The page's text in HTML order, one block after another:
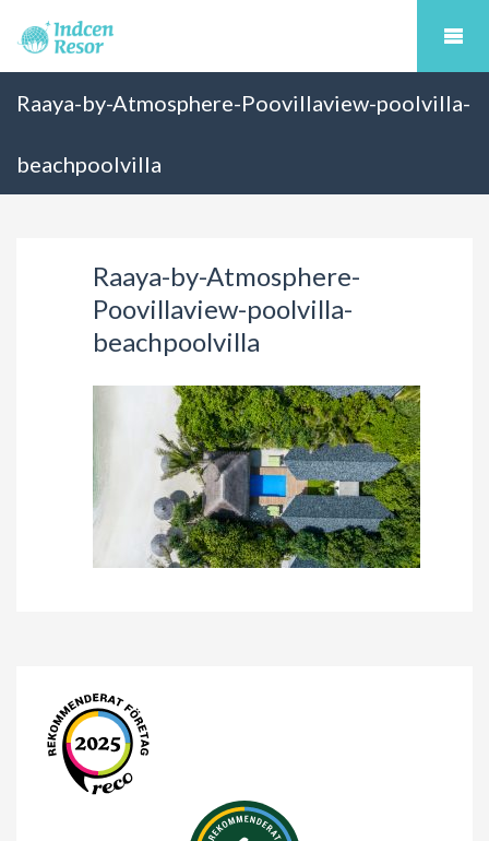
Raaya-by-Atmosphere-Poovillaview-poolvilla-
beachpoolvilla
Raaya-by-Atmosphere-
Poovillaview-poolvilla-
beachpoolvilla